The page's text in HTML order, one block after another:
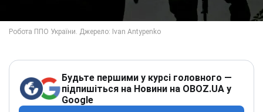
Будьте першими у курсі головного —
підпишіться на Новини на OBOZ.UA у
Google